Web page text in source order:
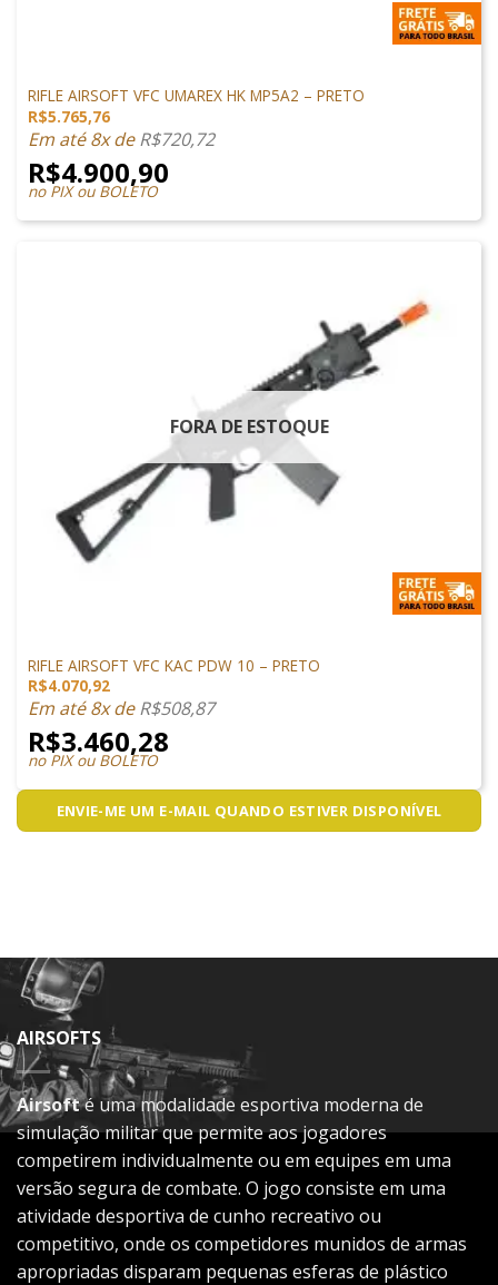
RIFLE AIRSOFT VFC UMAREX HK MP5A2 – PRETO
R$5.765,76
Em até 8x deR$720,72
R$4.900,90
no PIX ou BOLETO
FORA DE ESTOQUE
RIFLE AIRSOFT VFC KAC PDW 10 – PRETO
R$4.070,92
Em até 8x deR$508,87
R$3.460,28
no PIX ou BOLETO
ENVIE-ME UM E-MAIL QUANDO ESTIVER DISPONÍVEL
AIRSOFTS
Airsofté uma modalidade esportiva moderna de
simulação militar que permite aos jogadores
competirem individualmente ou em equipes em uma
versão segura de combate. O jogo consiste em uma
atividade desportiva de cunho recreativo ou
competitivo, onde os competidores munidos de armas
apropriadas disparam pequenas esferas de plástico